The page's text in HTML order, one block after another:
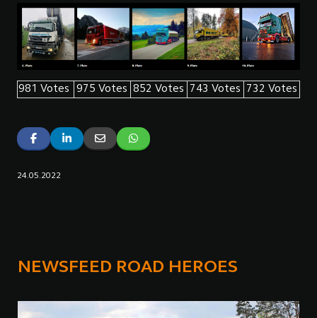
981 Votes 975 Votes 852 Votes 743 Votes 732 Votes
24.05.2022
NEWSFEED ROAD HEROES